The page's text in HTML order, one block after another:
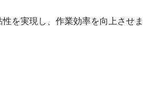
を実現し、作業効率を向上させ